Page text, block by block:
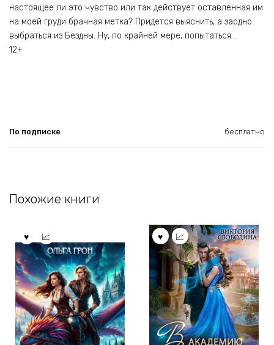
настоящее ли это чувство или так действует оставленная им
на моей груди брачная метка? Придется выяснить, а заодно
выбраться из Бездны. Ну, по крайней мере, попытаться…
12+
По подписке бесплатно
Похожие книги